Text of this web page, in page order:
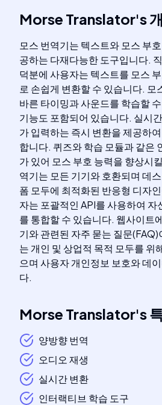
Morse Translator's
모스 번역기는 텍스트와 모스 부
공하는 다재다능한 도구입니다.
덕분에 사용자는 텍스트를 모스
로 손쉽게 변환할 수 있습니다. 모
바른 타이밍과 사운드를 학습할
기능도 포함되어 있습니다. 실시
가 입력하는 즉시 변환을 제공하
합니다. 퀴즈와 학습 모듈과 같은
가 있어 모스 부호 능력을 향상시
역기는 모든 기기와 호환되며 데
폼 모두에 최적화된 반응형 디자
자는 포괄적인 API를 사용하여 자
를 통합할 수 있습니다. 웹사이트
기와 관련된 자주 묻는 질문
는 개인 및 상업적 목적 모두를 위
으며 사용자 개인정보 보호와 데
다.
Morse Translator's
양방향 번역
오디오 재생
실시간 변환
인터랙티브 학습 도구